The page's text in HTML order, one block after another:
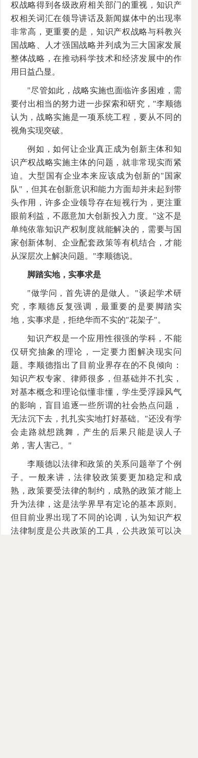
权战略得到各级政府相关部门的重视，知识产
权相关词汇在领导讲话及新闻媒体中的出现率
非常高，更重要的是，知识产权战略与科教兴
国战略、人才强国战略并列成为三大国家发展
整体战略，在推动科学技术和经济发展中的作
用日益凸显。
"尽管如此，战略实施也面临许多困难，需
要付出相当的努力进一步探索和研究，"李顺德
认为，战略实施是一项系统工程，要从不同的
视角实现突破。
例如，如何让企业真正成为创新主体和知
识产权战略实施主体的问题，就非常现实而紧
迫。大型国有企业本来应该成为创新的"国家
队"，但其在创新意识和能力方面却并未起到带
头作用，许多企业领导存在短视行为，更注重
眼前利益，不愿意加大创新投入力度。"这不是
单纯依靠知识产权制度就能解决的，需要与国
家创新体制、企业配套政策等有机结合，才能
从深层次上解决问题。"李顺德说。
脚踏实地，实事求是
"做学问，首先讲的是做人。"谈起学术研
究，李顺德反复强调，最重要的是要脚踏实
地，实事求是，拒绝华而不实的"花架子"。
知识产权是一个应用性很强的学科，不能
仅研究抽象的理论，一定要力图解决现实问
题。李顺德指出了目前业界存在的不良倾向：
知识产权专家、律师很多，但基础并不扎实，
对基本概念和理论似懂非懂，学生受浮躁风气
的影响，盲目追逐一些所谓的社会热点问题，
无法沉下去，扎扎实实地打好基础。"还没有学
会走路就想跳舞，产生的后果只能是误人子
弟，害人害己。"
李顺德以法律和政策的关系问题举了个例
子。一般来讲，法律较政策要更加稳定和成
熟，政策要受法律的制约，成熟的政策才能上
升为法律，这是法学界早有定论的基本原则。
但目前业界出现了不同的论调，认为知识产权
法律制度是公共政策的工具，公共政策可以决